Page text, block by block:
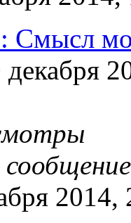
Смысл
2014,